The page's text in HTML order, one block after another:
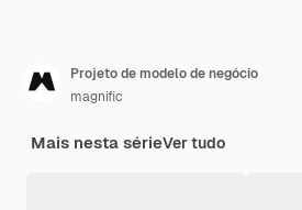
Projeto de modelo de negócio
magnific
Mais nesta sérieVer tudo